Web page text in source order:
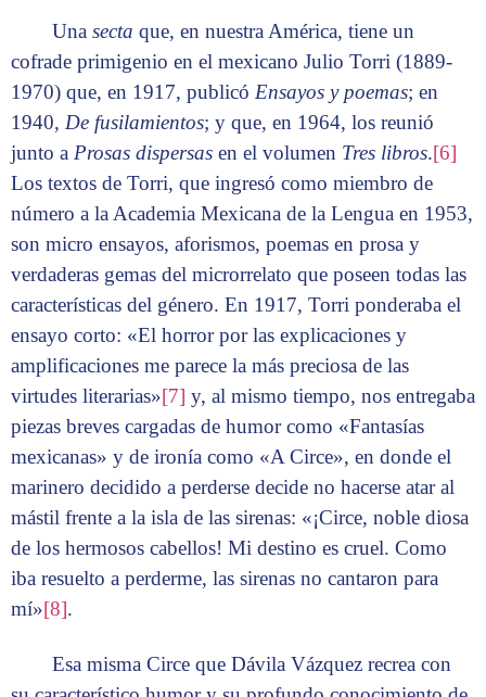
Unasecta que, en nuestra América, tiene un
cofrade primigenio en el mexicano Julio Torri (1889-
1970) que, en 1917, publicó Ensayos y poemas; en
1940, De fusilamientos; y que, en 1964, los reunió
junto a Prosas dispersas en el volumen Tres libros.[6]
Los textos de Torri, que ingresó como miembro de
número a la Academia Mexicana de la Lengua en 1953,
son micro ensayos, aforismos, poemas en prosa y
verdaderas gemas del microrrelato que poseen todas las
características del género. En 1917, Torri ponderaba el
ensayo corto: «El horror por las explicaciones y
amplificaciones me parece la más preciosa de las
virtudes literarias»[7] y, al mismo tiempo, nos entregaba
piezas breves cargadas de humor como «Fantasías
mexicanas» y de ironía como «A Circe», en donde el
marinero decidido a perderse decide no hacerse atar al
mástil frente a la isla de las sirenas: «¡Circe, noble diosa
de los hermosos cabellos! Mi destino es cruel. Como
iba resuelto a perderme, las sirenas no cantaron para
mí»[8].
Esa misma Circe que Dávila Vázquez recrea con